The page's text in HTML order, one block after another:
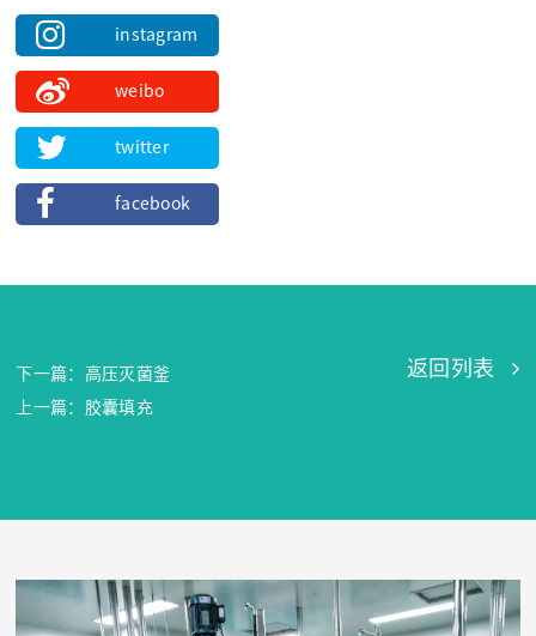
instagram
weibo
twitter
facebook
下一篇：高压灭菌釜
上一篇：胶囊填充
返回列表